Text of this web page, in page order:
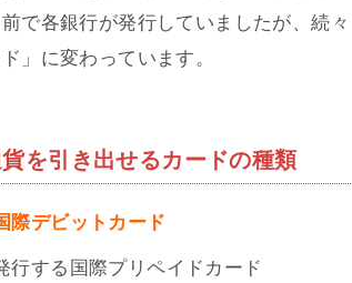
で各銀行が発行していましたが、続
」に変わっています。
を引き出せるカードの種類
際デビットカード
行する国際プリペイドカード